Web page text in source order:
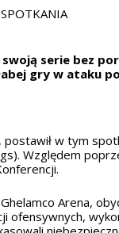
serie bez
gry w ataku
w tym
Względem
Arena,
ofensywnych,